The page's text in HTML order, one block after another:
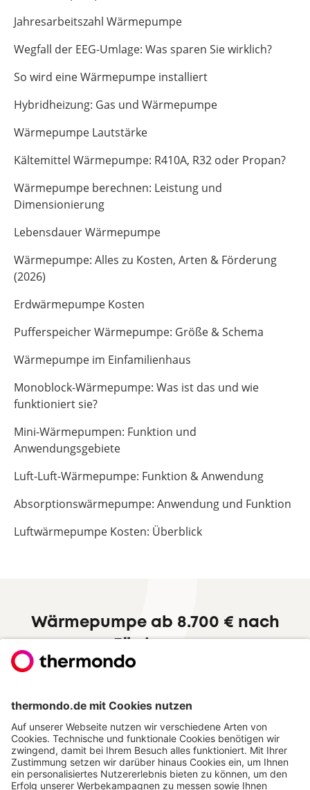
Jahresarbeitszahl Wärmepumpe
Wegfall der EEG-Umlage: Was sparen Sie wirklich?
So wird eine Wärmepumpe installiert
Hybridheizung: Gas und Wärmepumpe
Wärmepumpe Lautstärke
Kältemittel Wärmepumpe: R410A, R32 oder Propan?
Wärmepumpe berechnen: Leistung und
Dimensionierung
Lebensdauer Wärmepumpe
Wärmepumpe: Alles zu Kosten, Arten & Förderung
(2026)
Erdwärmepumpe Kosten
Pufferspeicher Wärmepumpe: Größe & Schema
Wärmepumpe im Einfamilienhaus
Monoblock-Wärmepumpe: Was ist das und wie
funktioniert sie?
Mini-Wärmepumpen: Funktion und
Anwendungsgebiete
Luft-Luft-Wärmepumpe: Funktion & Anwendung
Absorptionswärmepumpe: Anwendung und Funktion
Luftwärmepumpe Kosten: Überblick
Wärmepumpe ab 8.700 € nach
Hervorragend
Jetzt thermondo weiterempfehlen und
Cash-Prämie sichern